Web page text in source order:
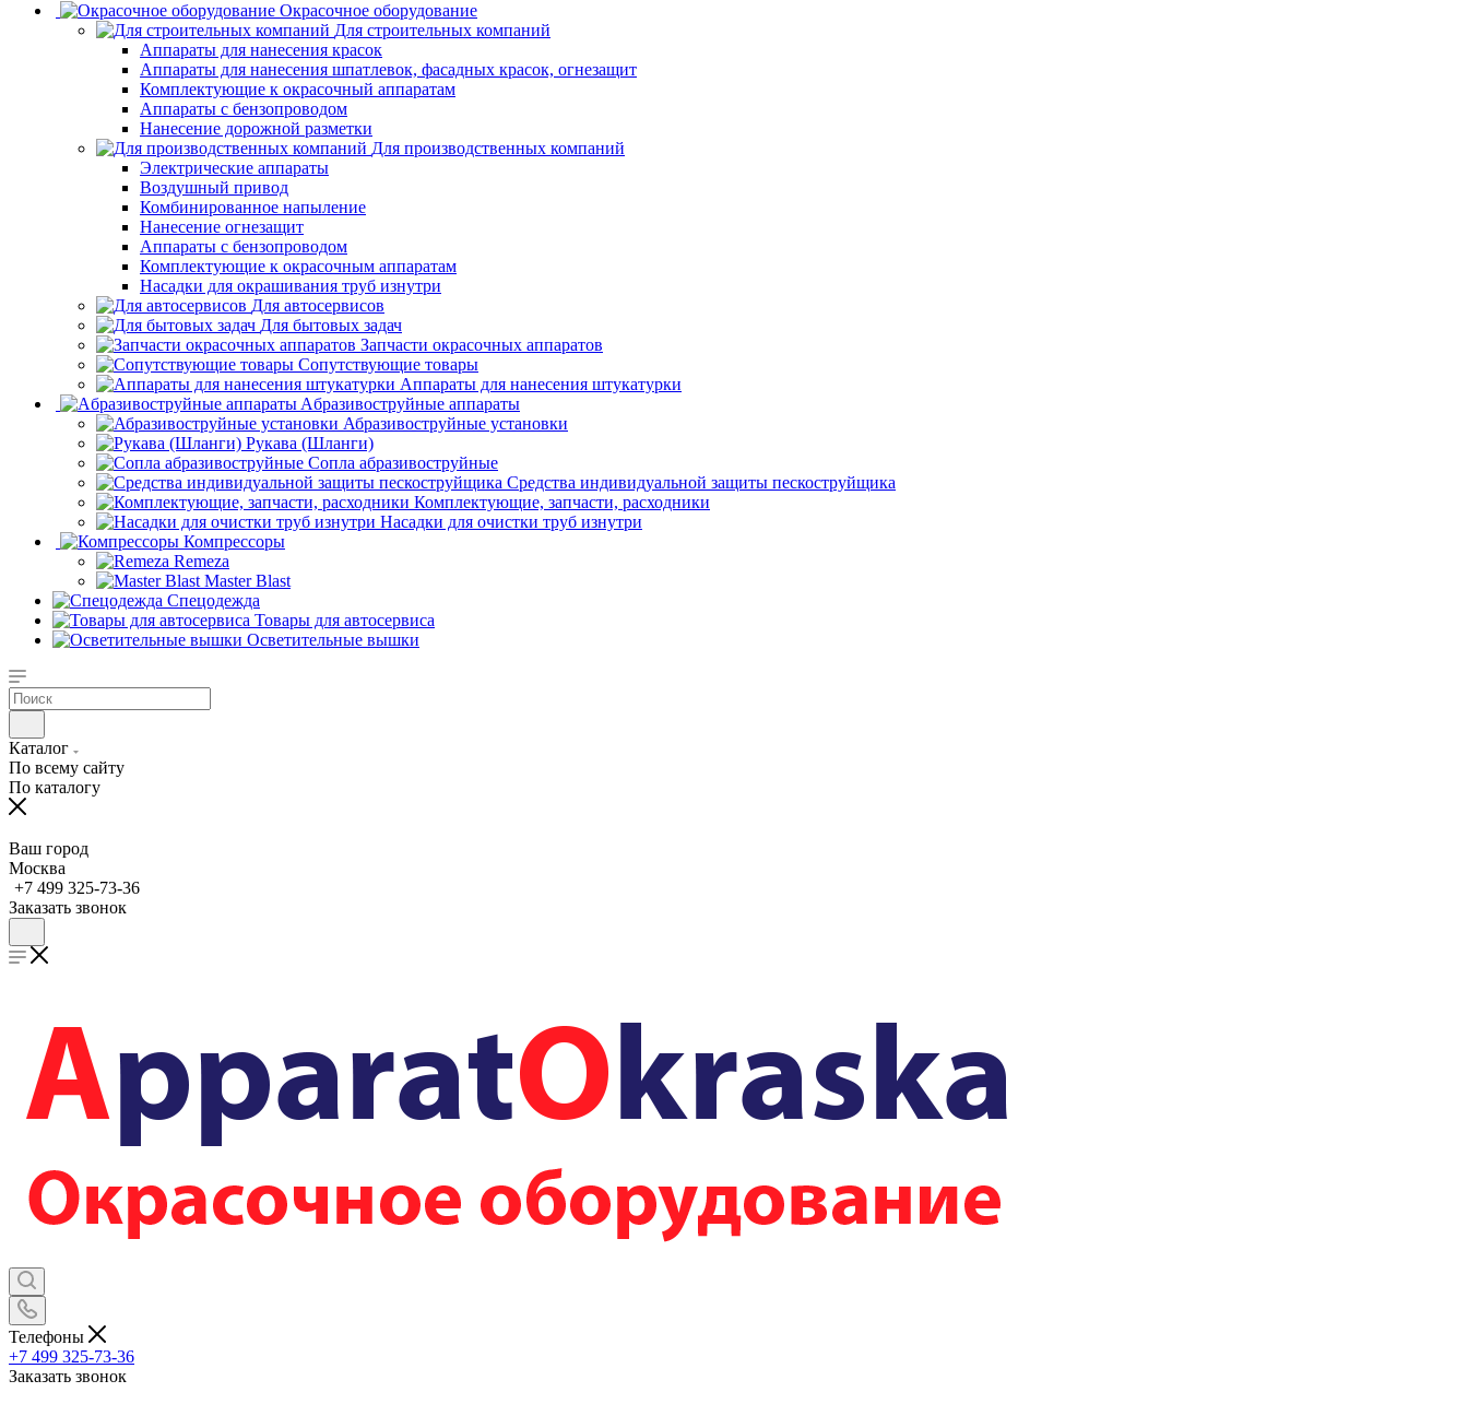
Окрасочное оборудование
Для строительных компаний
Аппараты для нанесения красок
Аппараты для нанесения шпатлевок, фасадных красок, огнезащит
Комплектующие к окрасочный аппаратам
Аппараты с бензопроводом
Нанесение дорожной разметки
Для производственных компаний
Электрические аппараты
Воздушный привод
Комбинированное напыление
Нанесение огнезащит
Аппараты с бензопроводом
Комплектующие к окрасочным аппаратам
Насадки для окрашивания труб изнутри
Для автосервисов
Для бытовых задач
Запчасти окрасочных аппаратов
Сопутствующие товары
Аппараты для нанесения штукатурки
Aбразивоструйные аппараты
Абразивоструйные установки
Рукава (Шланги)
Сопла абразивоструйные
Средства индивидуальной защиты пескоструйщика
Комплектующие, запчасти, расходники
Насадки для очистки труб изнутри
Компрессоры
Remeza
Master Blast
Спецодежда
Товары для автосервиса
Осветительные вышки
Каталог
По всему сайту
По каталогу
Ваш город
Москва
+7 499 325-73-36
Заказать звонок
Телефоны
+7 499 325-73-36
Заказать звонок